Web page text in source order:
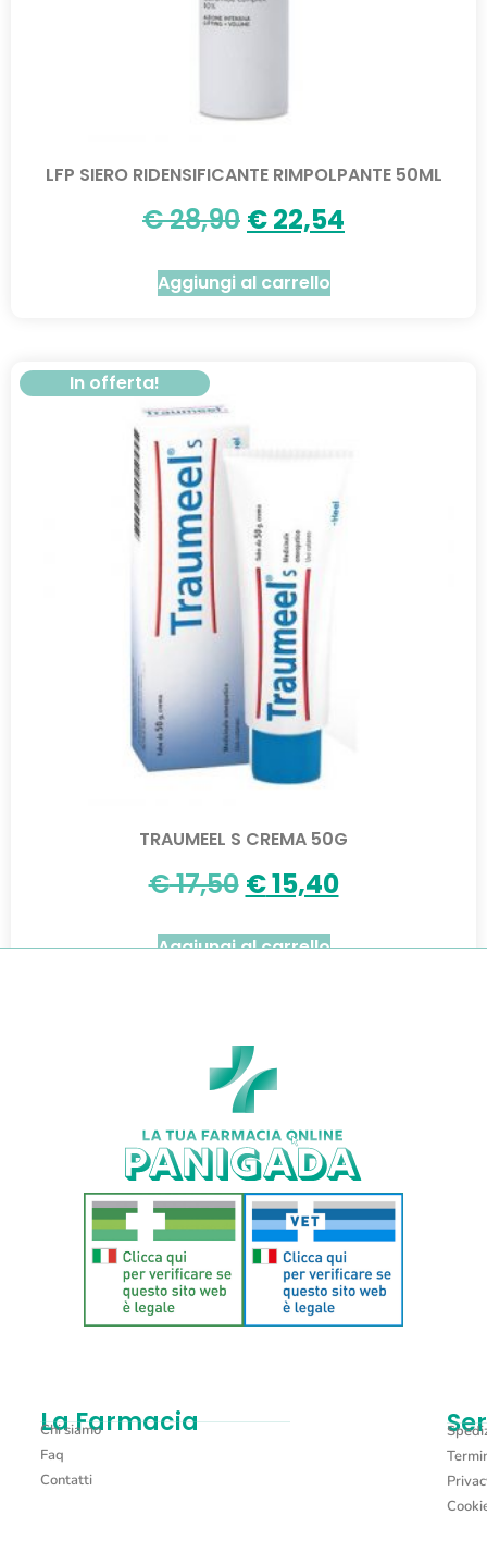
LFP SIERO RIDENSIFICANTE RIMPOLPANTE 50ML
€28,90 €22,54
Aggiungi al carrello
In offerta!
TRAUMEEL S CREMA 50G
€17,50 €15,40
Aggiungi al carrello
La Farmacia
Chi siamo
Faq
Contatti